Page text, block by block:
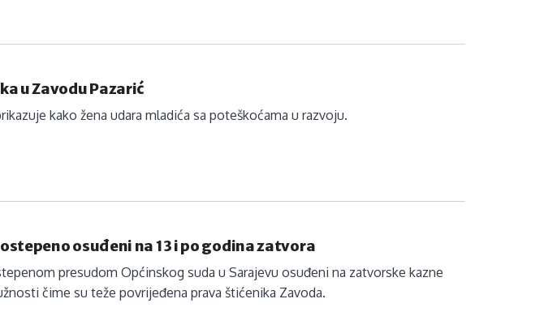
u Zavodu Pazarić
kako žena udara mladića sa poteškoćama u razvoju.
osuđeni na 13 i po godina zatvora
presudom Općinskog suda u Sarajevu osuđeni na zatvorske kazne
čime su teže povrijeđena prava štićenika Zavoda.